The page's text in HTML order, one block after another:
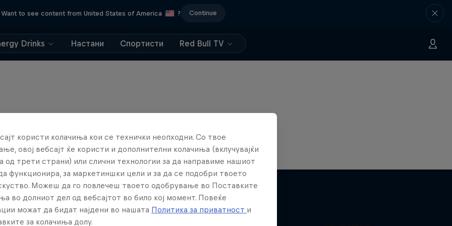
Want to see content from United States of America ? Continue
Drinks Настани Спортисти Red Bull TV
користи колачиња кои се технички неопходни. Со твое
овој вебсајт ќе користи и дополнителни колачиња (вклучувајќи
од трети страни) или слични технологии за да направиме нашиот
функционира, за маркетиншки цели и за да се подобри твоето
Можеш да го повлечеш твоето одобрување во Поставките
во долниот дел од вебсајтот во било кој момент. Повеќе
можат да бидат најдени во нашата Политика за приватност и
за колачиња долу.